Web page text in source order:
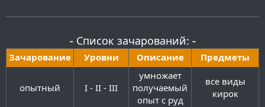
-Список зачарований: -
Зачарование​ Уровни​ Описание​ Предметы​
опытный​ I - II - III​
умножает
получаемый
опыт с руд​
все виды
кирок​